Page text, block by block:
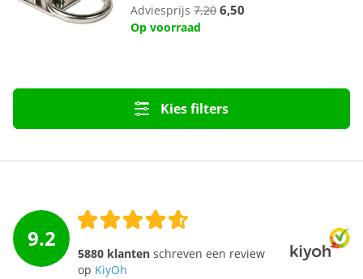
Adviesprijs7,20 6,50
Op voorraad
Kies filters
9.2
5880 klanten schreven een review
op KiyOh